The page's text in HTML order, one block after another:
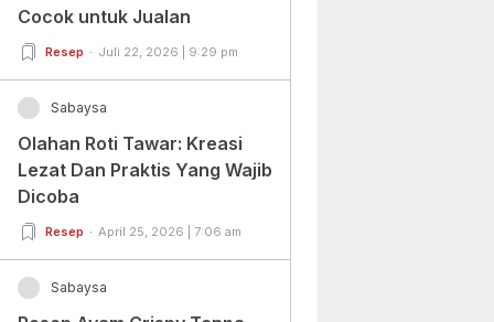
Cocok untuk Jualan
Resep Juli 22, 2026 | 9:29 pm
Sabaysa
Olahan Roti Tawar: Kreasi
Lezat Dan Praktis Yang Wajib
Dicoba
Resep April 25, 2026 | 7:06 am
Sabaysa